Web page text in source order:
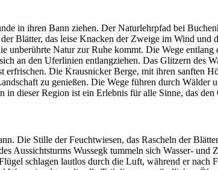
in ihren Bann ziehen. Der Naturlehrpfad bei
Blätter, das leise Knacken der Zweige im Wind und
Natur zur Ruhe kommt. Die Wege entlang
an den Uferlinien entlangziehen. Das Glitzern des
Die Krausnicker Berge, mit ihren sanften
zu genießen. Die Wege führen durch Wälder
dieser Region ist ein Erlebnis für alle Sinne, das
Die Stille der Feuchtwiesen, das Rascheln der
Aussichtsturms Wussegk tummeln sich Wasser-
schlagen lautlos durch die Luft, während er nach